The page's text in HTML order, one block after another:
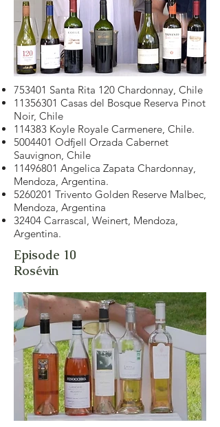
753401 Santa Rita 120 Chardonnay, Chile
11356301 Casas del Bosque Reserva Pinot
Noir, Chile
114383 Koyle Royale Carmenere, Chile.
5004401 Odfjell Orzada Cabernet
Sauvignon, Chile
11496801 Angelica Zapata Chardonnay,
Mendoza, Argentina.
5260201 Trivento Golden Reserve Malbec,
Mendoza, Argentina
32404 Carrascal, Weinert, Mendoza,
Argentina.
Episode 10
Rosévin